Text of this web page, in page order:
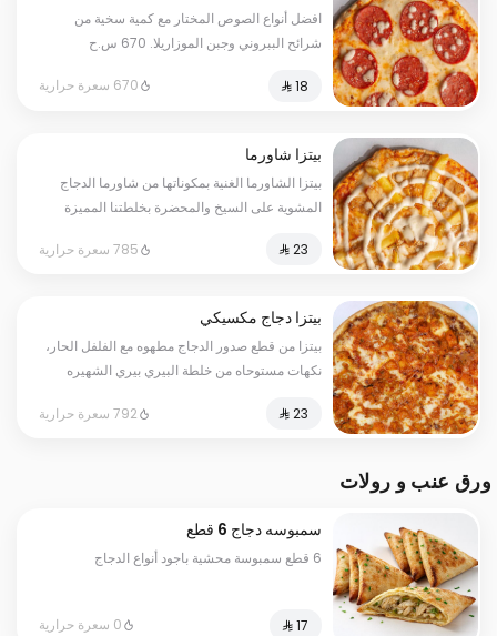
افضل أنواع الصوص المختار مع كمية سخية من
شرائح الببروني وجبن الموزاريلا. 670 س.ح
670 سعرة حرارية
بيتزا شاورما
بيتزا الشاورما الغنية بمكوناتها من شاورما الدجاج
المشوية على السيخ والمحضرة بخلطتنا المميزة
الخاص . 785 س.ح
785 سعرة حرارية
بيتزا دجاج مكسيكي
بيتزا من قطع صدور الدجاج مطهوه مع الفلفل الحار،
نكهات مستوحاه من خلطة البيري بيري الشهيره
792 سعرة حرارية
ورق عنب و رولات
سمبوسه دجاج 6 قطع
6 قطع سمبوسة محشية باجود أنواع الدجاج
0 سعرة حرارية